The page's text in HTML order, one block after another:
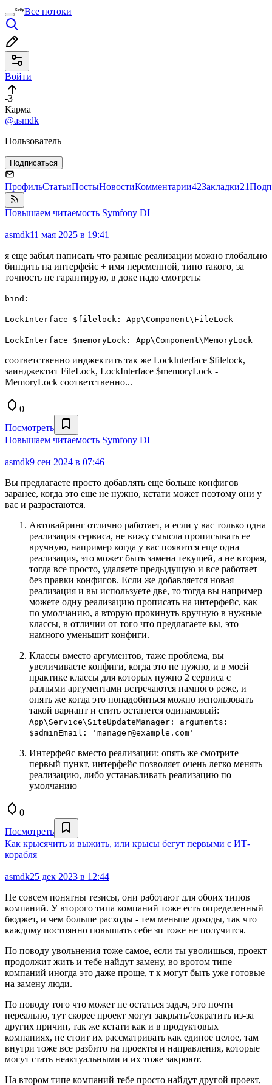
Все потоки
Войти
-3
Карма
@asmdk
Пользователь
Подписаться
ПрофильСтатьиПостыНовостиКомментарии42Закладки21
Повышаем читаемость Symfony DI
asmdk11 мая 2025 в 19:41
я еще забыл написать что разные реализации можно глобально
биндить на интерфейс + имя переменной, типо такого, за
точность не гарантирую, в доке надо смотреть:
bind:
LockInterface $filelock: App\Component\FileLock
LockInterface $memoryLock: App\Component\MemoryLock
соответственно инджектить так же LockInterface $filelock,
заинджектит FileLock, LockInterface $memoryLock -
MemoryLock соответственно...
0
Посмотреть
Повышаем читаемость Symfony DI
asmdk9 сен 2024 в 07:46
Вы предлагаете просто добавлять еще больше конфигов
заранее, когда это еще не нужно, кстати может поэтому они у
вас и разрастаются.
Автовайринг отлично работает, и если у вас только одна
реализация сервиса, не вижу смысла прописывать ее
вручную, например когда у вас появится еще одна
реализация, это может быть замена текущей, а не вторая,
тогда все просто, удаляете предыдущую и все работает
без правки конфигов. Если же добавляется новая
реализация и вы используете две, то тогда вы например
можете одну реализацию прописать на интерфейс, как
по умолчанию, а вторую прокинуть вручную в нужные
классы, в отличии от того что предлагаете вы, это
намного уменьшит конфиги.
Классы вместо аргументов, таже проблема, вы
увеличиваете конфиги, когда это не нужно, и в моей
практике классы для которых нужно 2 сервиса с
разными аргументами встречаются намного реже, и
опять же когда это понадобиться можно использовать
такой вариант и стить останется одинаковый:
App\Service\SiteUpdateManager: arguments:
$adminEmail: 'manager@example.com'
Интерфейс вместо реализации: опять же смотрите
первый пункт, интерфейс позволяет очень легко менять
реализацию, либо устанавливать реализацию по
умолчанию
0
Посмотреть
Как крысячить и выжить, или крысы бегут первыми с ИТ-
корабля
asmdk25 дек 2023 в 12:44
Не совсем понятны тезисы, они работают для обоих типов
компаний. У второго типа компаний тоже есть определенный
бюджет, и чем больше расходы - тем меньше доходы, так что
каждому постоянно повышать себе зп тоже не получится.
По поводу увольнения тоже самое, если ты уволишься, проект
продолжит жить и тебе найдут замену, во вротом типе
компаний иногда это даже проще, т к могут быть уже готовые
на замену люди.
По поводу того что может не остаться задач, это почти
нереально, тут скорее проект могут закрыть/сократить из-за
других причин, так же кстати как и в продуктовых
компаниях, не стоит их рассматривать как единое целое, там
внутри тоже все разбито на проекты и направления, которые
могут стать неактуальными и их тоже закроют.
На втором типе компаний тебе просто найдут другой проект,